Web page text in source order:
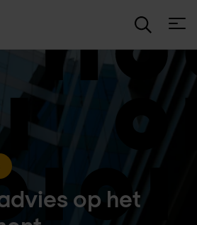
op het